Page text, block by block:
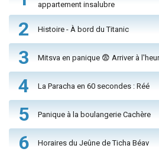
appartement insalubre
2 Histoire - À bord du Titanic
3 Mitsva en panique 😨 Arriver à
4 La Paracha en 60 secondes : Réé
5 Panique à la boulangerie Cachère
6 Horaires du Jeûne de Ticha Béav